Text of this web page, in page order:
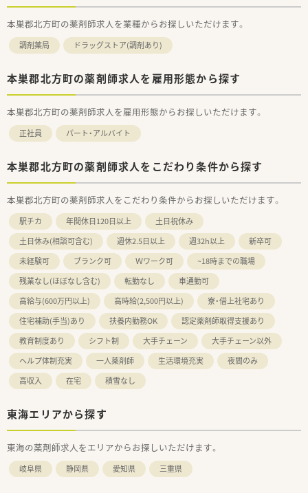
本巣郡北方町の薬剤師求人を業種からお探しいただけます。
調剤薬局 ドラッグストア(調剤あり)
本巣郡北方町の薬剤師求人を雇用形態から探す
本巣郡北方町の薬剤師求人を雇用形態からお探しいただけます。
正社員 パート・アルバイト
本巣郡北方町の薬剤師求人をこだわり条件から探す
本巣郡北方町の薬剤師求人をこだわり条件からお探しいただけます。
駅チカ 年間休日120日以上
土日祝休み
土日休み(相談可含む)
週休2.5日以上 週32h以上
新卒可
未経験可
ブランク可 Ｗワーク可
~18時までの職場
残業なし(ほぼなし含む)
転勤なし
車通勤可
高給与(600万円以上)
高時給(2,500円以上)
寮・借上社宅あり
住宅補助(手当)あり
扶養内勤務OK
認定薬剤師取得支援あり
教育制度あり
シフト制 大手チェーン
大手チェーン以外
ヘルプ体制充実
一人薬剤師 生活環境充実
夜間のみ
高収入
在宅 積雪なし
東海エリアから探す
東海の薬剤師求人をエリアからお探しいただけます。
岐阜県 静岡県 愛知県 三重県